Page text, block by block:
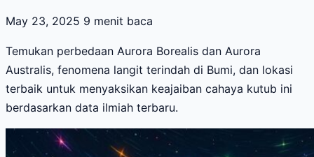
May 23, 2025 9 menit baca
Temukan perbedaan Aurora Borealis dan Aurora
Australis, fenomena langit terindah di Bumi, dan lokasi
terbaik untuk menyaksikan keajaiban cahaya kutub ini
berdasarkan data ilmiah terbaru.